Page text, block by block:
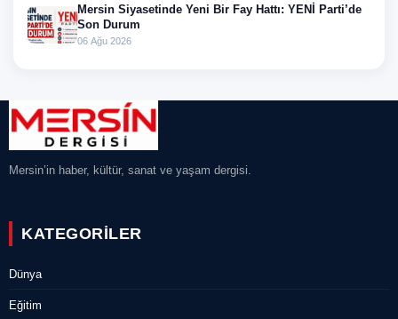
Mersin Siyasetinde Yeni Bir Fay Hattı: YENİ Parti’de
Son Durum
06 Ağu 2026
Mersin’in haber, kültür, sanat ve yaşam dergisi.
KATEGORILER
Dünya
Eğitim